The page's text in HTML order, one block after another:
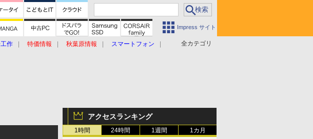
Impress サイト
全カテゴリ
作 特価情報 秋葉原情報
スマートフォン
アクセスランキング
1時間 24時間 1週間 1カ月